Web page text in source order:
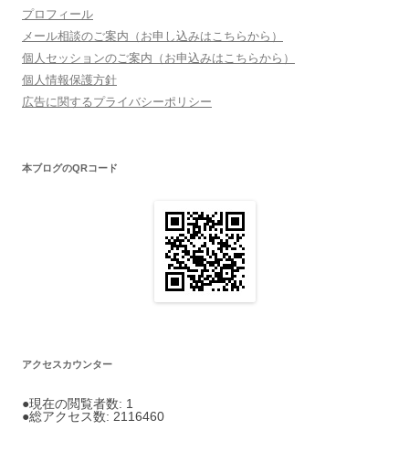
プロフィール
メール相談のご案内（お申し込みはこちらから）
個人セッションのご案内（お申込みはこちらから）
個人情報保護方針
広告に関するプライバシーポリシー
本ブログのQRコード
アクセスカウンター
●現在の閲覧者数: 1
●総アクセス数: 2116460